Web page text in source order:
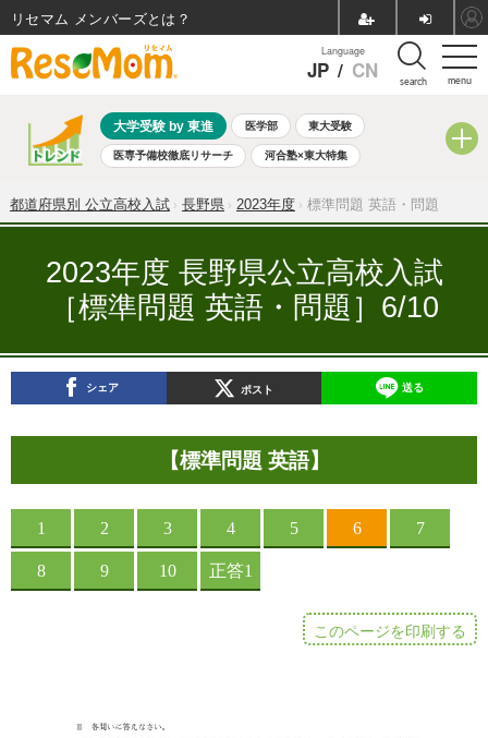
menu
Language
JP / CN search
大学受験 by 東進 医学部 東大受験
医専予備校徹底リサーチ 河合塾×東大特集
共通テスト 夏休み 8月開催学校説明会・相談会
自由研究教材（小学生向け） 自由研究教材（中学生向け）
ランキング
都道府県別 公立高校入試 長野県 2023年度 標準問題 英語・問題
2023年度 長野県公立高校入試
［標準問題 英語・問題］6/10
シェア ポスト 送る
【標準問題 英語】
このページを印刷する
リセマム メンバーズ